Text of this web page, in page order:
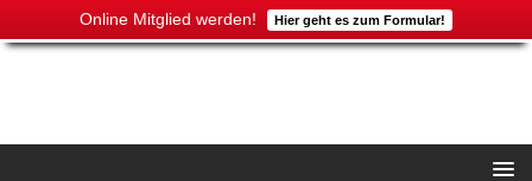
Online Mitglied werden! Hier geht es zum Formular!